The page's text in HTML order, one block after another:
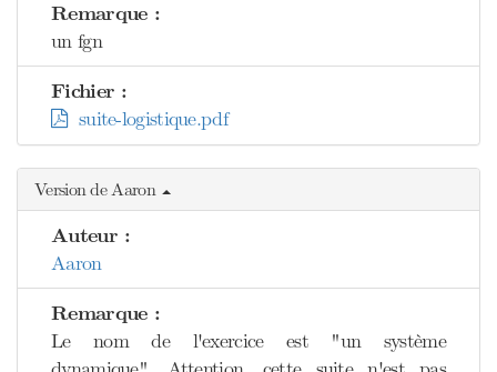
Remarque :
un fgn
Fichier :
suite-logistique.pdf
Version de Aaron
Auteur :
Aaron
Remarque :
Le nom de l'exercice est "un système